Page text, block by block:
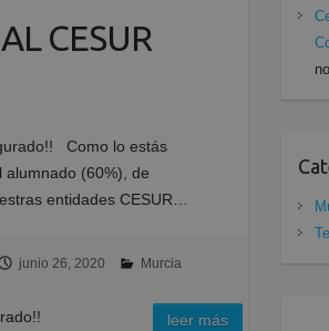
CESUR
Como lo estás
alumnado (60%), de
entidades CESUR…
junio 26, 2020
Murcia
leer más